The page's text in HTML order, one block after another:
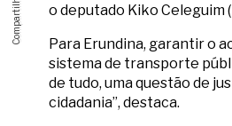
o deputado Kiko Celeguim
Para Erundina, garantir o
sistema de transporte
de tudo, uma questão de
cidadania”, destaca.